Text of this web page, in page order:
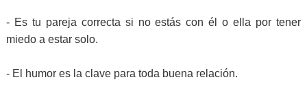
- Es tu pareja correcta si no estás con él o ella por tener
miedo a estar solo.
- El humor es la clave para toda buena relación.